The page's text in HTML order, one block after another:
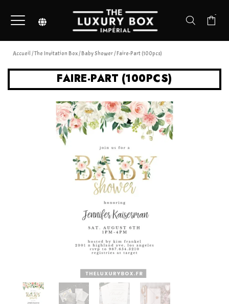
-
Accueil /The Invitation Box/Baby Shower/ Faire-Part (100pcs)
FAIRE-PART (100PCS)